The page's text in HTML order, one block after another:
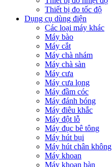
Thiết bị đo tốc độ
Dụng cụ dùng điện
Các loại máy khác
Máy bào
Máy cắt
Máy chà nhám
Máy chà sàn
Máy cưa
Máy cưa lọng
Máy đầm cóc
Máy đánh bóng
Máy điêu khắc
Máy đột lỗ
Máy đục bê tông
Máy hút bụi
Máy hút chân không
Máy khoan
Máy khoan bàn